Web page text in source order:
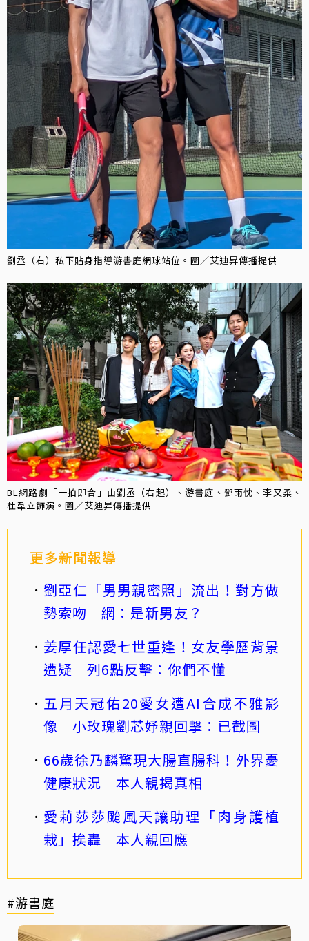
劉丞（右）私下貼身指導游書庭網球站位。圖／艾迪昇傳播提供
BL網路劇「一拍即合」由劉丞（右起）、游書庭、鄧雨忱、李又柔、
杜韋立飾演。圖／艾迪昇傳播提供
更多新聞報導
劉亞仁「男男親密照」流出！對方做
勢索吻 網：是新男友？
姜厚任認愛七世重逢！女友學歷背景
遭疑 列6點反擊：你們不懂
五月天冠佑20愛女遭AI合成不雅影
像 小玫瑰劉芯妤親回擊：已截圖
66歲徐乃麟驚現大腸直腸科！外界憂
健康狀況 本人親揭真相
愛莉莎莎颱風天讓助理「肉身護植
栽」挨轟 本人親回應
#游書庭